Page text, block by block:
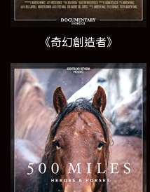
《奇幻創造者》